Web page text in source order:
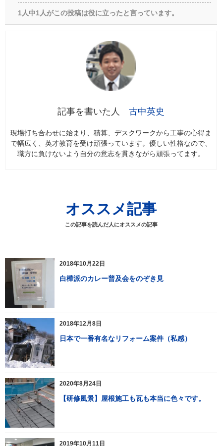
1人中1人がこの投稿は役に立ったと言っています。
古中英史
現場打ち合わせに始まり、積算、デスクワークから工事の心得ま
で幅広く、英才教育を受け頑張っています。優しい性格なので、
職方に負けないよう自分の意志を貫きながら頑張ってます。
オススメ記事
この記事を読んだ人にオススメの記事
2018年10月22日
白樺派のカレー普及会をのぞき見
2018年12月8日
日本で一番有名なリフォーム案件（私感）
2020年8月24日
【研修風景】屋根施工も瓦も本当に色々です。
2019年10月11日